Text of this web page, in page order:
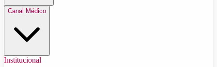
Canal Médico
Institucional